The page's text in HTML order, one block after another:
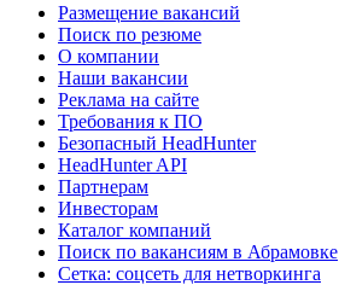
Размещение вакансий
Поиск по резюме
О компании
Наши вакансии
Реклама на сайте
Требования к ПО
Безопасный HeadHunter
HeadHunter API
Партнерам
Инвесторам
Каталог компаний
Поиск по вакансиям в Абрамовке
Сетка: соцсеть для нетворкинга